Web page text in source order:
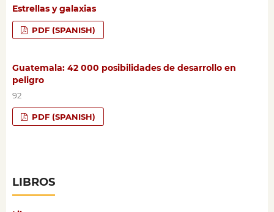
Estrellas y galaxias
PDF (SPANISH)
Guatemala: 42 000 posibilidades de desarrollo en
peligro
92
PDF (SPANISH)
LIBROS